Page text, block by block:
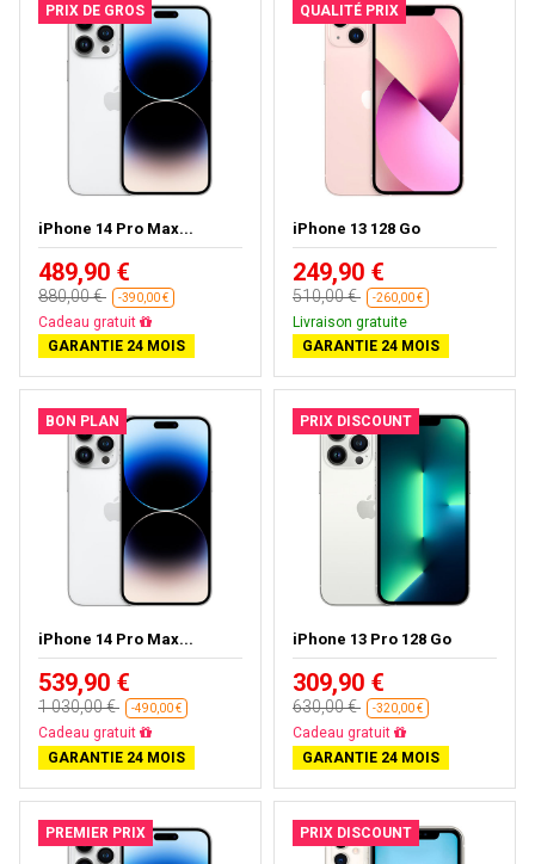
PRIX DE GROS
iPhone 14 Pro Max...
489,90 €
880,00 € -390,00 €
Livraison gratuite
GARANTIE 24 MOIS
QUALITÉ PRIX
iPhone 13 128 Go
249,90 €
510,00 € -260,00 €
Livraison gratuite
GARANTIE 24 MOIS
BON PLAN
iPhone 14 Pro Max...
539,90 €
1 030,00 € -490,00 €
Livraison gratuite
GARANTIE 24 MOIS
PRIX DISCOUNT
iPhone 13 Pro 128 Go
309,90 €
630,00 € -320,00 €
Livraison gratuite
GARANTIE 24 MOIS
PREMIER PRIX PRIX DISCOUNT